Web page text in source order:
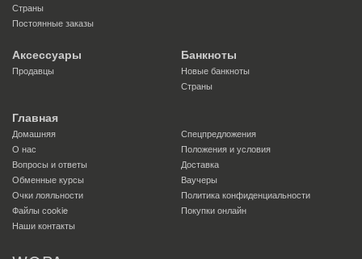
Страны
Постоянные заказы
Аксессуары
Продавцы
Банкноты
Новые банкноты
Страны
Главная
Домашняя
Спецпредложения
О нас
Положения и условия
Вопросы и ответы
Доставка
Обменные курсы
Ваучеры
Очки лояльности
Политика конфиденциальности
Файлы сookie
Покупки онлайн
Наши контакты